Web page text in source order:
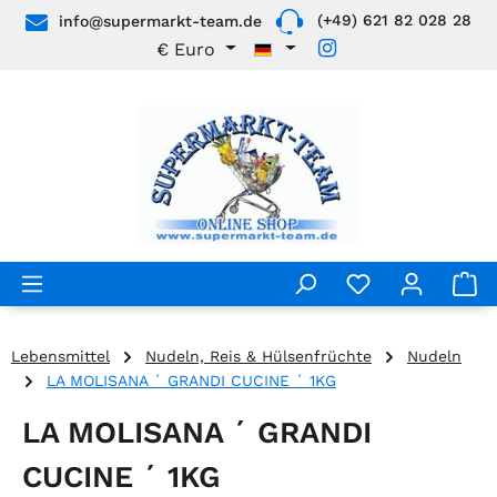
Zum Hauptinhalt springen
info@supermarkt-team.de (+49) 621 82 028 28
€ Euro
Lebensmittel Nudeln, Reis & Hülsenfrüchte
Nudeln
LA MOLISANA ´ GRANDI CUCINE ´ 1KG
LA MOLISANA ´ GRANDI
CUCINE ´ 1KG